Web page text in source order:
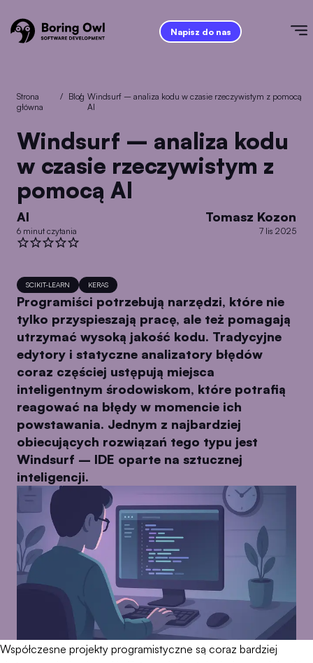
Napisz do nas
Strona
główna
/ Blog
/ Windsurf – analiza kodu w czasie rzeczywistym z pomocą
AI
Windsurf – analiza kodu
w czasie rzeczywistym z
pomocą AI
AI
6 minut czytania
Tomasz Kozon
7 lis 2025
SCIKIT-LEARN KERAS
Programiści potrzebują narzędzi, które nie
tylko przyspieszają pracę, ale też pomagają
utrzymać wysoką jakość kodu. Tradycyjne
edytory i statyczne analizatory błędów
coraz częściej ustępują miejsca
inteligentnym środowiskom, które potrafią
reagować na błędy w momencie ich
powstawania. Jednym z najbardziej
obiecujących rozwiązań tego typu jest
Windsurf – IDE oparte na sztucznej
inteligencji.
Współczesne projekty programistyczne są coraz bardziej